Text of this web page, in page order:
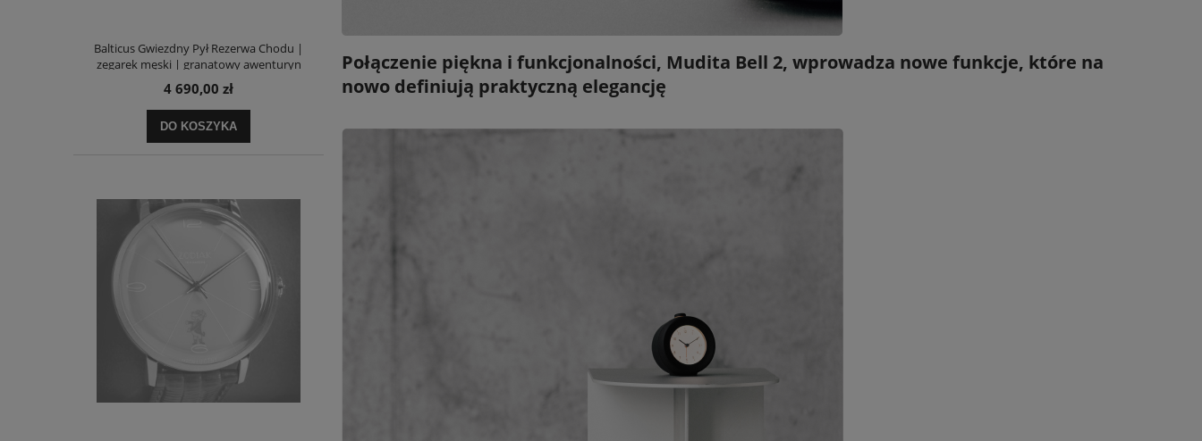
Balticus Gwiezdny Pył Rezerwa Chodu |
zegarek męski | granatowy awenturyn
4 690,00 zł
DO KOSZYKA
Połączenie piękna i funkcjonalności, Mudita Bell 2, wprowadza nowe funkcje, które na
nowo definiują praktyczną elegancję